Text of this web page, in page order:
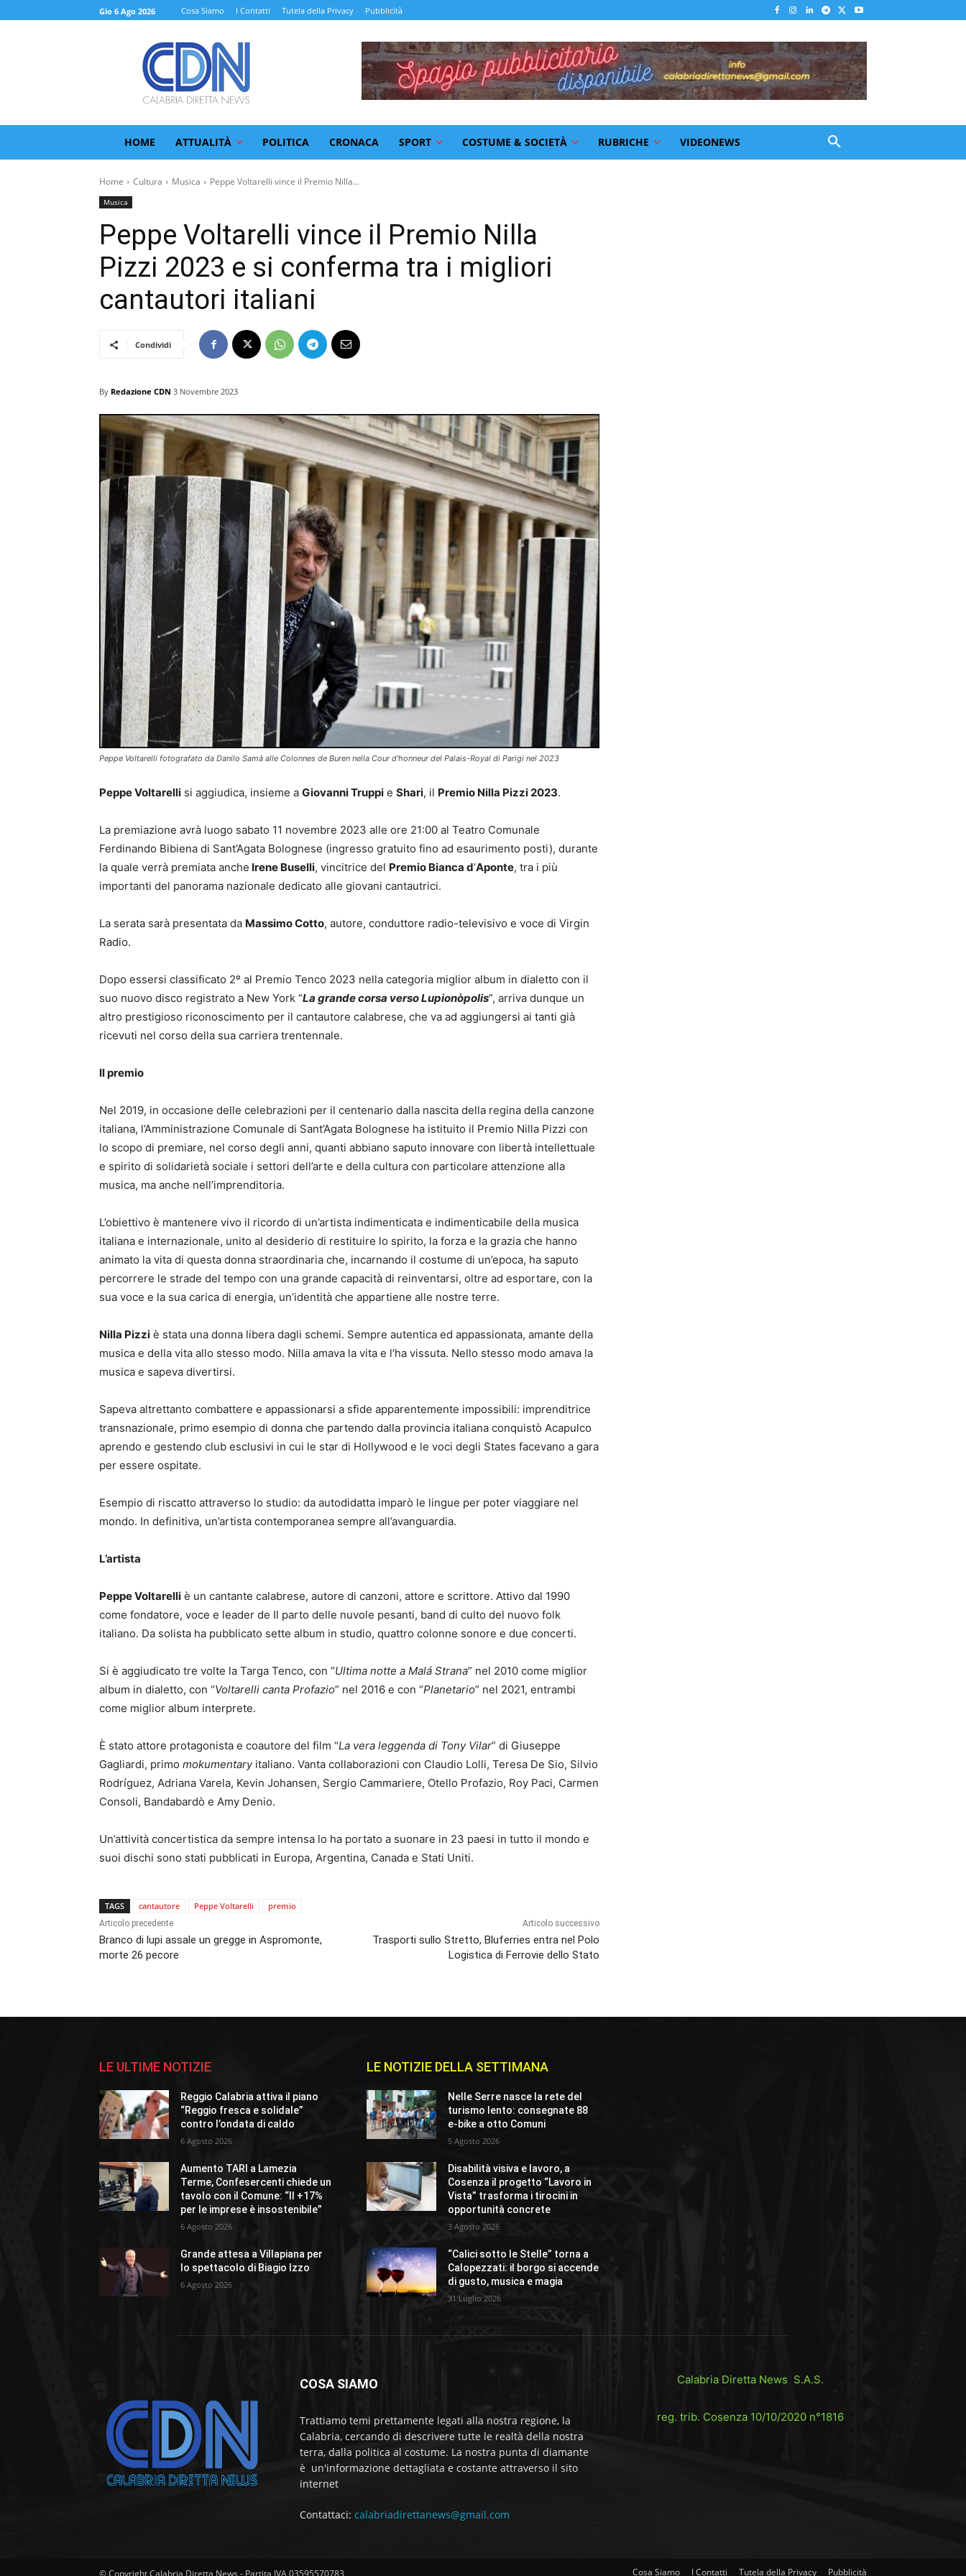
Gio 6 Ago 2026 Cosa Siamo I Contatti Tutela della Privacy Pubblicità
HOME ATTUALITÀ POLITICA CRONACA SPORT COSTUME & SOCIETÀ RUBRICHE VIDEONEWS
Home Cultura Musica Peppe Voltarelli vince il Premio Nilla...
Musica
Peppe Voltarelli vince il Premio Nilla
Pizzi 2023 e si conferma tra i migliori
cantautori italiani
Condividi
By Redazione CDN 3 Novembre 2023
Peppe Voltarelli fotografato da Danilo Samà alle Colonnes de Buren nella Cour d'honneur del Palais-Royal di Parigi nel 2023
Peppe Voltarelli si aggiudica, insieme a Giovanni Truppi e Shari, il Premio Nilla Pizzi 2023.
La premiazione avrà luogo sabato 11 novembre 2023 alle ore 21:00 al Teatro Comunale
Ferdinando Bibiena di Sant’Agata Bolognese (ingresso gratuito fino ad esaurimento posti), durante
la quale verrà premiata anche Irene Buselli, vincitrice del Premio Bianca d’Aponte, tra i più
importanti del panorama nazionale dedicato alle giovani cantautrici.
La serata sarà presentata da Massimo Cotto, autore, conduttore radio-televisivo e voce di Virgin
Radio.
Dopo essersi classificato 2º al Premio Tenco 2023 nella categoria miglior album in dialetto con il
suo nuovo disco registrato a New York “La grande corsa verso Lupionòpolis”, arriva dunque un
altro prestigioso riconoscimento per il cantautore calabrese, che va ad aggiungersi ai tanti già
ricevuti nel corso della sua carriera trentennale.
Il premio
Nel 2019, in occasione delle celebrazioni per il centenario dalla nascita della regina della canzone
italiana, l’Amministrazione Comunale di Sant’Agata Bolognese ha istituito il Premio Nilla Pizzi con
lo scopo di premiare, nel corso degli anni, quanti abbiano saputo innovare con libertà intellettuale
e spirito di solidarietà sociale i settori dell’arte e della cultura con particolare attenzione alla
musica, ma anche nell’imprenditoria.
L’obiettivo è mantenere vivo il ricordo di un’artista indimenticata e indimenticabile della musica
italiana e internazionale, unito al desiderio di restituire lo spirito, la forza e la grazia che hanno
animato la vita di questa donna straordinaria che, incarnando il costume di un’epoca, ha saputo
percorrere le strade del tempo con una grande capacità di reinventarsi, oltre ad esportare, con la
sua voce e la sua carica di energia, un’identità che appartiene alle nostre terre.
Nilla Pizzi è stata una donna libera dagli schemi. Sempre autentica ed appassionata, amante della
musica e della vita allo stesso modo. Nilla amava la vita e l’ha vissuta. Nello stesso modo amava la
musica e sapeva divertirsi.
Sapeva altrettanto combattere e appassionarsi a sfide apparentemente impossibili: imprenditrice
transnazionale, primo esempio di donna che partendo dalla provincia italiana conquistò Acapulco
aprendo e gestendo club esclusivi in cui le star di Hollywood e le voci degli States facevano a gara
per essere ospitate.
Esempio di riscatto attraverso lo studio: da autodidatta imparò le lingue per poter viaggiare nel
mondo. In definitiva, un’artista contemporanea sempre all’avanguardia.
L’artista
Peppe Voltarelli è un cantante calabrese, autore di canzoni, attore e scrittore. Attivo dal 1990
come fondatore, voce e leader de Il parto delle nuvole pesanti, band di culto del nuovo folk
italiano. Da solista ha pubblicato sette album in studio, quattro colonne sonore e due concerti.
Si è aggiudicato tre volte la Targa Tenco, con “Ultima notte a Malá Strana” nel 2010 come miglior
album in dialetto, con “Voltarelli canta Profazio” nel 2016 e con “Planetario” nel 2021, entrambi
come miglior album interprete.
È stato attore protagonista e coautore del film “La vera leggenda di Tony Vilar” di Giuseppe
Gagliardi, primo mokumentaryitaliano. Vanta collaborazioni con Claudio Lolli, Teresa De Sio, Silvio
Rodríguez, Adriana Varela, Kevin Johansen, Sergio Cammariere, Otello Profazio, Roy Paci, Carmen
Consoli, Bandabardò e Amy Denio.
Un’attività concertistica da sempre intensa lo ha portato a suonare in 23 paesi in tutto il mondo e
suoi dischi sono stati pubblicati in Europa, Argentina, Canada e Stati Uniti.
TAGS cantautore Peppe Voltarelli premio
Articolo precedente
Branco di lupi assale un gregge in Aspromonte,
morte 26 pecore
Articolo successivo
Trasporti sullo Stretto, Bluferries entra nel Polo
Logistica di Ferrovie dello Stato
LE ULTIME NOTIZIE
Reggio Calabria attiva il piano
“Reggio fresca e solidale”
contro l’ondata di caldo
6 Agosto 2026
Aumento TARI a Lamezia
Terme, Confesercenti chiede un
tavolo con il Comune: “Il +17%
per le imprese è insostenibile”
6 Agosto 2026
Grande attesa a Villapiana per
lo spettacolo di Biagio Izzo
6 Agosto 2026
LE NOTIZIE DELLA SETTIMANA
Nelle Serre nasce la rete del
turismo lento: consegnate 88
e-bike a otto Comuni
5 Agosto 2026
Disabilità visiva e lavoro, a
Cosenza il progetto “Lavoro in
Vista” trasforma i tirocini in
opportunità concrete
3 Agosto 2026
“Calici sotto le Stelle” torna a
Calopezzati: il borgo si accende
di gusto, musica e magia
31 Luglio 2026
COSA SIAMO
Trattiamo temi prettamente legati alla nostra regione, la
Calabria, cercando di descrivere tutte le realtà della nostra
terra, dalla politica al costume. La nostra punta di diamante
è un'informazione dettagliata e costante attraverso il sito
internet
Contattaci: calabriadirettanews@gmail.com
Calabria Diretta News S.A.S.
reg. trib. Cosenza 10/10/2020 n°1816
© Copyright Calabria Diretta News - Partita IVA 03595570783 Cosa Siamo I Contatti Tutela della Privacy Pubblicità